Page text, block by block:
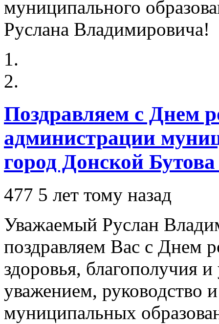
Поздравляем с Днем
администрации
город Донской
477 5 лет тому назад
Уважаемый Руслан
поздравляем Вас с Днем
здоровья, благополучия
уважением, руководство
муниципальных